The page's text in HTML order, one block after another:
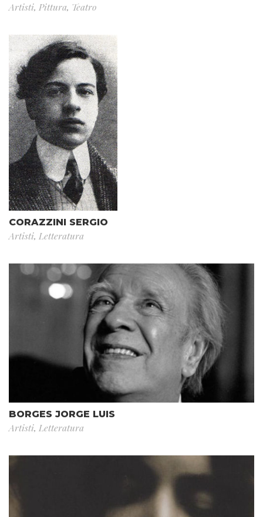
Artisti, Pittura, Teatro
CORAZZINI SERGIO
Artisti, Letteratura
BORGES JORGE LUIS
Artisti, Letteratura